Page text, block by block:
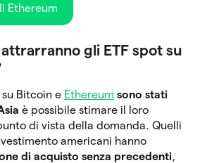
Ethereum
gli ETF spot su
Bitcoin e Ethereum sono stati
è possibile stimare il loro
di vista della domanda. Quelli
americani hanno
di acquisto senza precedenti,